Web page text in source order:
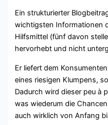
Ein strukturierter
wichtigsten Informationen
Hilfsmittel (fünf davon
hervorhebt und nicht
Er liefert dem
eines riesigen Klumpens,
Dadurch wird dieser peu à
was wiederum die
auch wirklich von Anfang